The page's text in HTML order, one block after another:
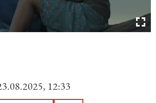
12:33